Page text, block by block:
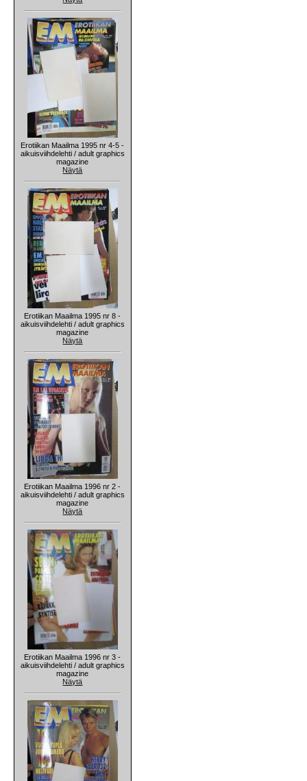
Erotiikan Maailma 1995 nr 4-5 -
aikuisviihdelehti / adult graphics
magazine
Näytä
Erotiikan Maailma 1995 nr 8 -
aikuisviihdelehti / adult graphics
magazine
Näytä
Erotiikan Maailma 1996 nr 2 -
aikuisviihdelehti / adult graphics
magazine
Näytä
Erotiikan Maailma 1996 nr 3 -
aikuisviihdelehti / adult graphics
magazine
Näytä